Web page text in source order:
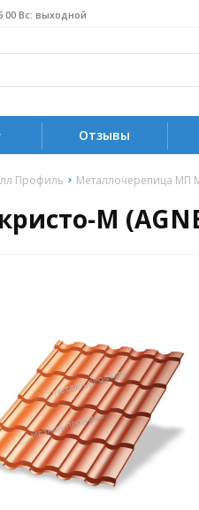
00 Вс: выходной
Отзывы
Профиль Металлочерепица МП
M